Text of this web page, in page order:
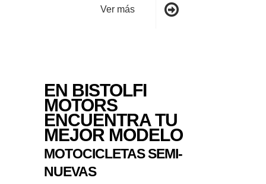
Ver más
EN BISTOLFI
MOTORS
ENCUENTRA TU
MEJOR MODELO
MOTOCICLETAS SEMI-
NUEVAS